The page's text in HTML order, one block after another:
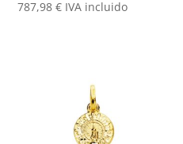
787,98€ IVA incluido